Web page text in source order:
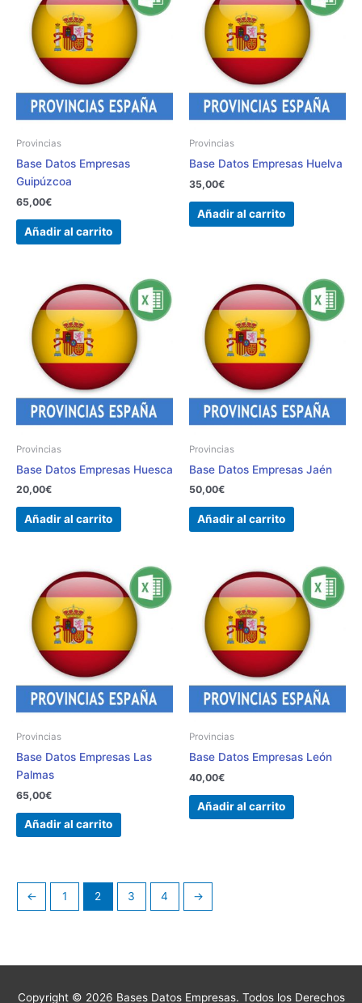
Provincias
Base Datos Empresas
Guipúzcoa
65,00€
Añadir al carrito
Provincias
Base Datos Empresas Huelva
35,00€
Añadir al carrito
Provincias
Base Datos Empresas Huesca
20,00€
Añadir al carrito
Provincias
Base Datos Empresas Jaén
50,00€
Añadir al carrito
Provincias
Base Datos Empresas Las
Palmas
65,00€
Añadir al carrito
Provincias
Base Datos Empresas León
40,00€
Añadir al carrito
← 1 2 3 4 →
Copyright © 2026 Bases Datos Empresas. Todos los Derechos